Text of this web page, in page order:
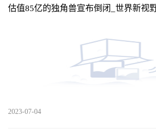
估值85亿的独角兽宣布倒闭_世界新视
2023-07-04